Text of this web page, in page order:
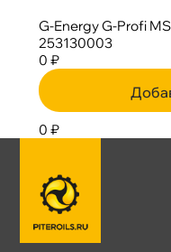
G-Energy G-Profi
253130003
0 ₽
0 ₽